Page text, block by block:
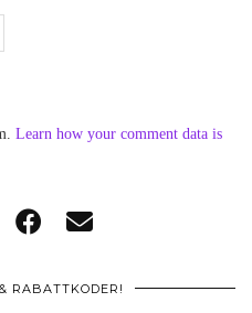
Learn how your comment data is
RABATTKODER!